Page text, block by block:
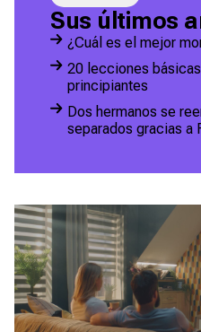
Sus últimos
¿Cuál es el mejor
20 lecciones
principiantes
Dos hermanos se
separados gracias a